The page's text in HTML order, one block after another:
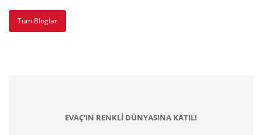
Tüm Bloglar
EVAÇ'IN RENKLİ DÜNYASINA KATIL!